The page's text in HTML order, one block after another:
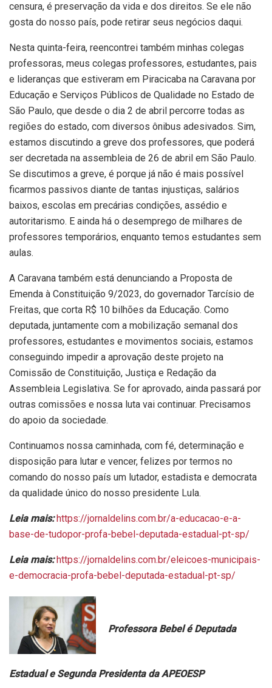
censura, é preservação da vida e dos direitos. Se ele não
gosta do nosso país, pode retirar seus negócios daqui.
Nesta quinta-feira, reencontrei também minhas colegas
professoras, meus colegas professores, estudantes, pais
e lideranças que estiveram em Piracicaba na Caravana por
Educação e Serviços Públicos de Qualidade no Estado de
São Paulo, que desde o dia 2 de abril percorre todas as
regiões do estado, com diversos ônibus adesivados. Sim,
estamos discutindo a greve dos professores, que poderá
ser decretada na assembleia de 26 de abril em São Paulo.
Se discutimos a greve, é porque já não é mais possível
ficarmos passivos diante de tantas injustiças, salários
baixos, escolas em precárias condições, assédio e
autoritarismo. E ainda há o desemprego de milhares de
professores temporários, enquanto temos estudantes sem
aulas.
A Caravana também está denunciando a Proposta de
Emenda à Constituição 9/2023, do governador Tarcísio de
Freitas, que corta R$ 10 bilhões da Educação. Como
deputada, juntamente com a mobilização semanal dos
professores, estudantes e movimentos sociais, estamos
conseguindo impedir a aprovação deste projeto na
Comissão de Constituição, Justiça e Redação da
Assembleia Legislativa. Se for aprovado, ainda passará por
outras comissões e nossa luta vai continuar. Precisamos
do apoio da sociedade.
Continuamos nossa caminhada, com fé, determinação e
disposição para lutar e vencer, felizes por termos no
comando do nosso país um lutador, estadista e democrata
da qualidade único do nosso presidente Lula.
Leia mais: https://jornaldelins.com.br/a-educacao-e-a-
base-de-tudopor-profa-bebel-deputada-estadual-pt-sp/
Leia mais:https://jornaldelins.com.br/eleicoes-municipais-
e-democracia-profa-bebel-deputada-estadual-pt-sp/
Professora Bebel é Deputada
Estadual e Segunda Presidenta da APEOESP